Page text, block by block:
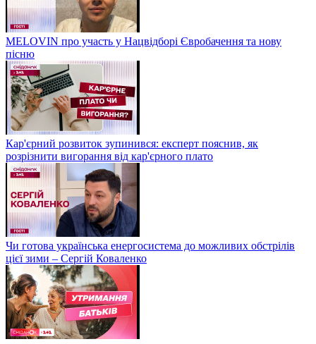
MELOVIN про участь у Нацвідборі Євробачення та нову
пісню
Кар'єрний розвиток зупинився: експерт пояснив, як
розрізнити вигорання від кар'єрного плато
Чи готова українська енергосистема до можливих обстрілів
цієї зими – Сергій Коваленко